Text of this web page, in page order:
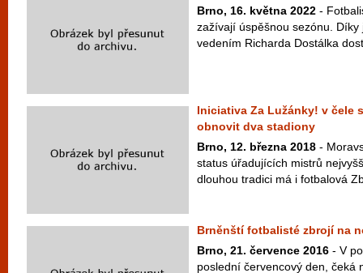
Brno, 16. května 2022 -
zažívají úspěšnou sezónu.
vedením Richarda Dostálka
Iniciativa Za Lužánky! v čele
obnovit dva stadiony
Brno, 12. března 2018 -
status úřadujících mistrů
dlouhou tradici má i fotbalová
Brněnští fotbalisté zbrojí na
Brno, 21. července 2016 - V
poslední červencový den, čeká